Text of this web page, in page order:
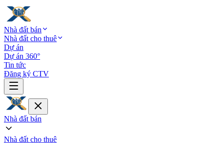
Nhà đất bán
Nhà đất cho thuê
Dự án
Dự án 360°
Tin tức
Đăng ký CTV
Nhà đất bán
Nhà đất cho thuê